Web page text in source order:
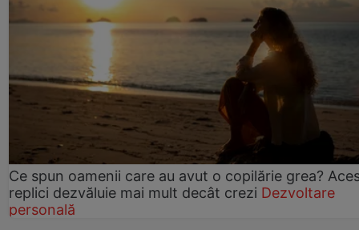
Ce spun oamenii care au avut o copilărie grea?
replici dezvăluie mai mult decât crezi Dezvoltare
personală